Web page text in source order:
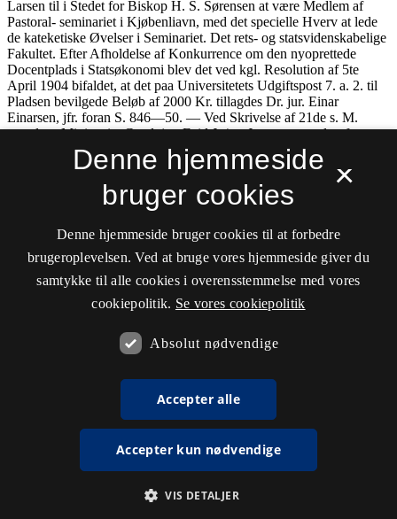
×
Denne hjemmeside
bruger cookies
Denne hjemmeside bruger cookies til at forbedre
brugeroplevelsen. Ved at bruge vores hjemmeside giver du
samtykke til alle cookies i overensstemmelse med vores
cookiepolitik. Se vores cookiepolitik
Absolut nødvendige
Accepter alle
Accepter kun nødvendige
VIS DETALJER